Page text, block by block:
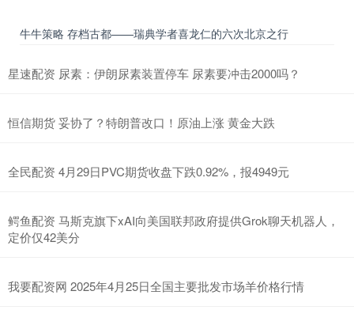
牛牛策略 存档古都——瑞典学者喜龙仁的六次北京之行
星速配资 尿素：伊朗尿素装置停车 尿素要冲击2000吗？
恒信期货 妥协了？特朗普改口！原油上涨 黄金大跌
全民配资 4月29日PVC期货收盘下跌0.92%，报4949元
鳄鱼配资 马斯克旗下xAI向美国联邦政府提供Grok聊天机器人，
定价仅42美分
我要配资网 2025年4月25日全国主要批发市场羊价格行情